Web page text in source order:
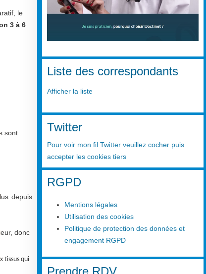
le
3 à 6
sont
depuis
donc
tissus qui
Liste des correspondants
Afficher la liste
Twitter
Pour voir mon fil Twitter veuillez cocher puis
accepter les cookies tiers
RGPD
Mentions légales
Utilisation des cookies
Politique de protection des données et
engagement RGPD
Prendre RDV